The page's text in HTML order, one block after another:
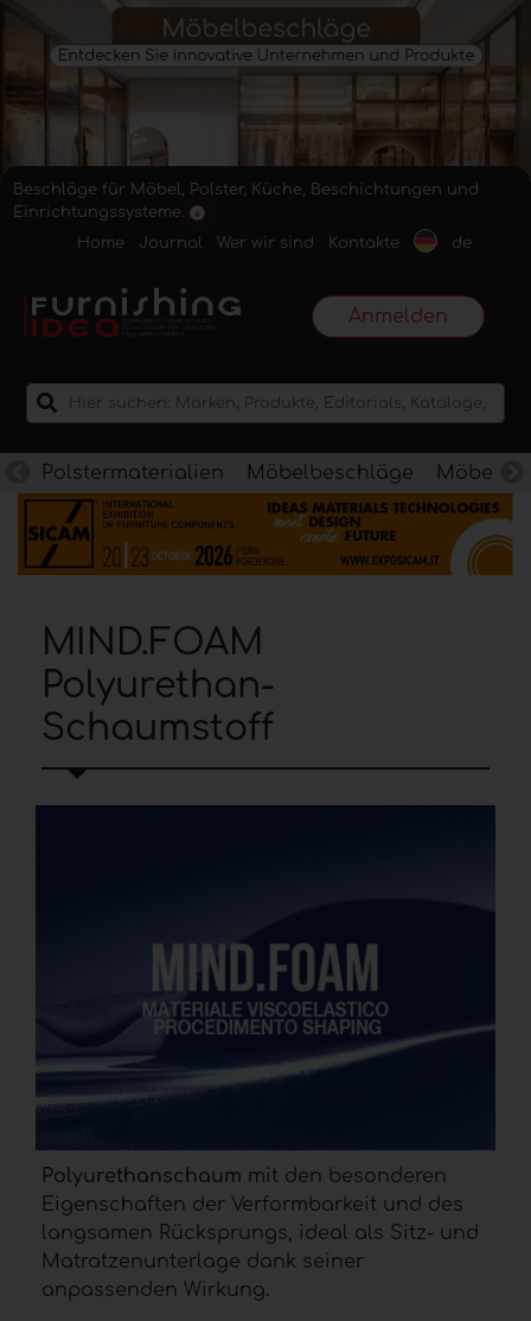
Beschläge für Möbel, Polster, Küche, Beschichtungen und
Einrichtungssysteme.
Home
Journal Wer wir sind Kontakte de
Anmelden
Polstermaterialien Möbelbeschläge
MIND.FOAM
Polyurethan-
Schaumstoff
Polyurethanschaum mit den besonderen
Eigenschaften der Verformbarkeit und des
langsamen Rücksprungs, ideal als Sitz- und
Matratzenunterlage dank seiner
anpassenden Wirkung.